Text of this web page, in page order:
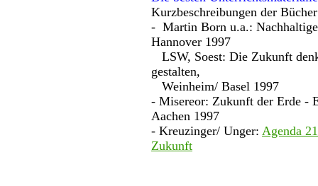
Kurzbeschreibungen der
- Martin Born u.a.:
Hannover 1997
LSW, Soest: Die Zukunft
gestalten,
Weinheim/ Basel 1997
- Misereor: Zukunft der Erde -
Aachen 1997
- Kreuzinger/ Unger: Agenda
Zukunft